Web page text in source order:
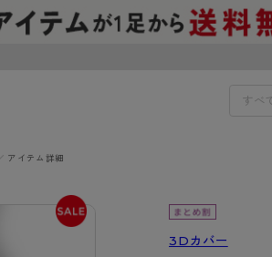
アイテム詳細
3Dカバー